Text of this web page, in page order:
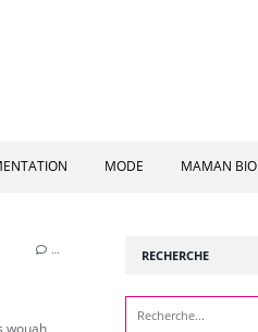
MODE MAMAN BIO
…
wouah,
RECHERCHE